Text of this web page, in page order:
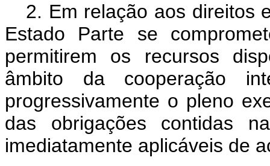
2. Em relação aos direitos
Estado Parte se
permitirem os recursos
âmbito da cooperação
progressivamente o pleno
das obrigações contidas
imediatamente aplicáveis de